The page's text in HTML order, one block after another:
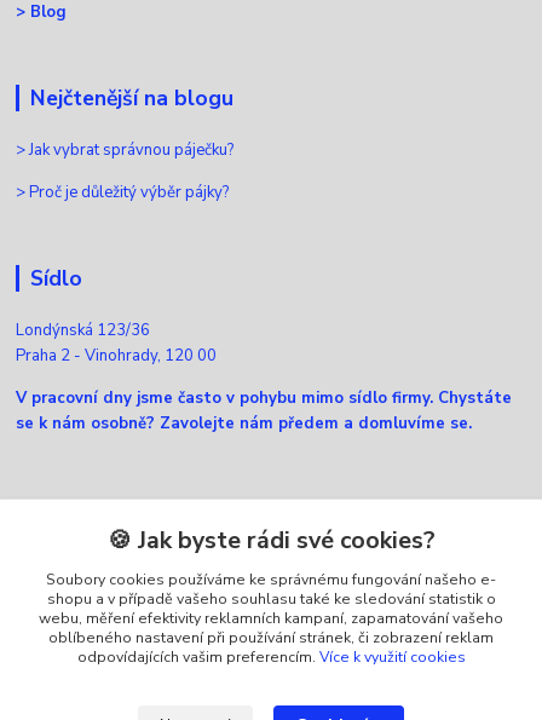
> Blog
Nejčtenější na blogu
>Jak vybrat správnou páječku?
>Proč je důležitý výběr pájky?
Sídlo
Londýnská 123/36
Praha 2 - Vinohrady, 120 00
V pracovní dny jsme často v pohybu mimo sídlo firmy. Chystáte
se k nám osobně? Zavolejte nám předem a domluvíme se.
Kontakty
Zákaznická podpora Ellfox
+420 725 430 040
(Po-Pá, 8-16 hod.)
🍪 Jak byste rádi své cookies?
Soubory cookies používáme ke správnému fungování našeho e-
shopu a v případě vašeho souhlasu také ke sledování statistik o
webu, měření efektivity reklamních kampaní, zapamatování vašeho
oblíbeného nastavení při používání stránek, či zobrazení reklam
odpovídajících vašim preferencím. Více k využití cookies